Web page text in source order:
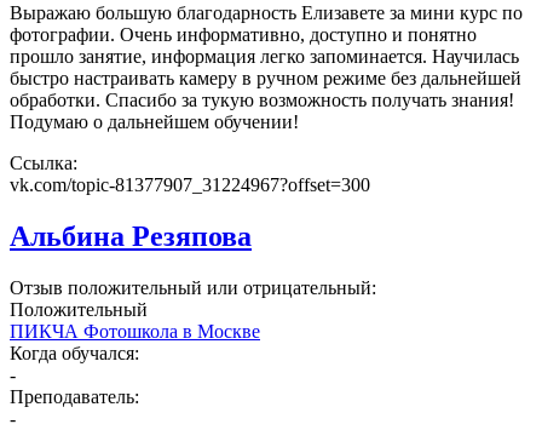
Выражаю большую благодарность Елизавете за мини курс по
фотографии. Очень информативно, доступно и понятно
прошло занятие, информация легко запоминается. Научилась
быстро настраивать камеру в ручном режиме без дальнейшей
обработки. Спасибо за тукую возможность получать знания!
Подумаю о дальнейшем обучении!
Ссылка:
vk.com/topic-81377907_31224967?offset=300
Альбина Резяпова
Отзыв положительный или отрицательный:
Положительный
ПИКЧА Фотошкола в Москве
Когда обучался:
-
Преподаватель:
-